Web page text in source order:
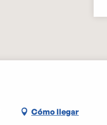
Cómo llegar